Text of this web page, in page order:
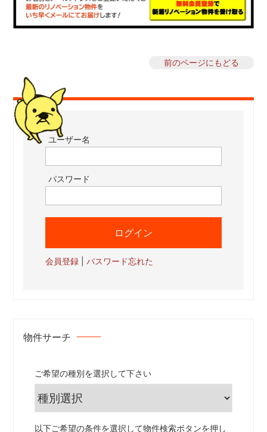
前のページにもどる
ユーザー名
パスワード
会員登録 |パスワード忘れた
物件サーチ
ご希望の種別を選択して下さい
以下ご希望の条件を選択して物件検索ボタンを押し